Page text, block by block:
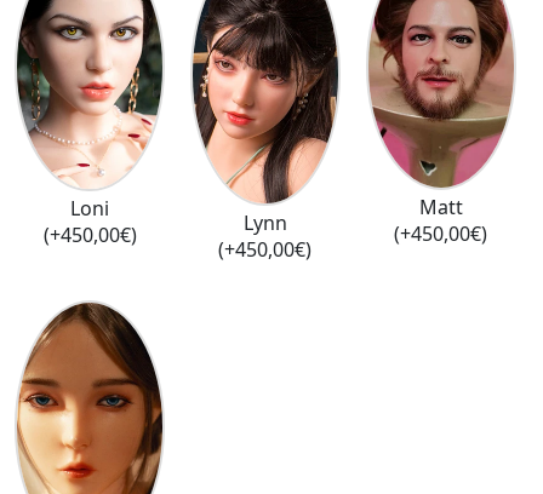
Loni
(+450,00€)
Lynn
(+450,00€)
Matt
(+450,00€)